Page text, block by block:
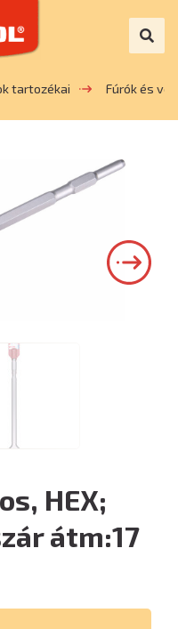
tartozékai Fúrók és
HEX;
átm:17